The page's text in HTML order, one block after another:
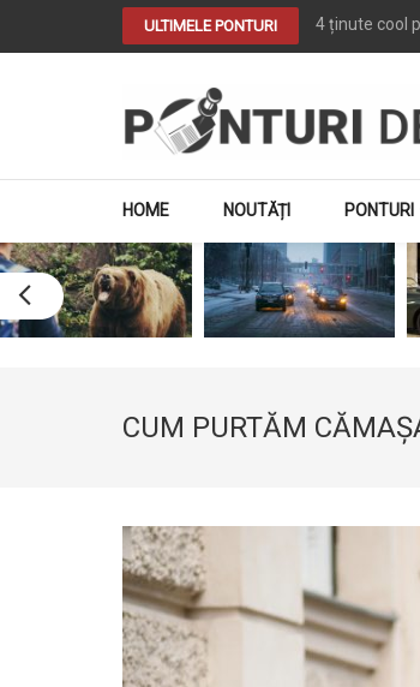
ULTIMELE PONTURI 4 ținute cool
PONTURI
HOME NOUTĂȚI PONTURI
CUM PURTĂM